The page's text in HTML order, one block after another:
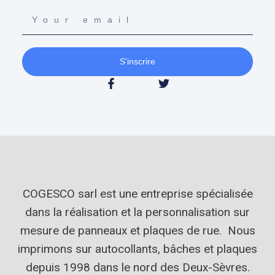
S'inscrire
COGESCO sarl est une entreprise spécialisée
dans la réalisation et la personnalisation sur
mesure de panneaux et plaques de rue. Nous
imprimons sur autocollants, bâches et plaques
depuis 1998 dans le nord des Deux-Sèvres.